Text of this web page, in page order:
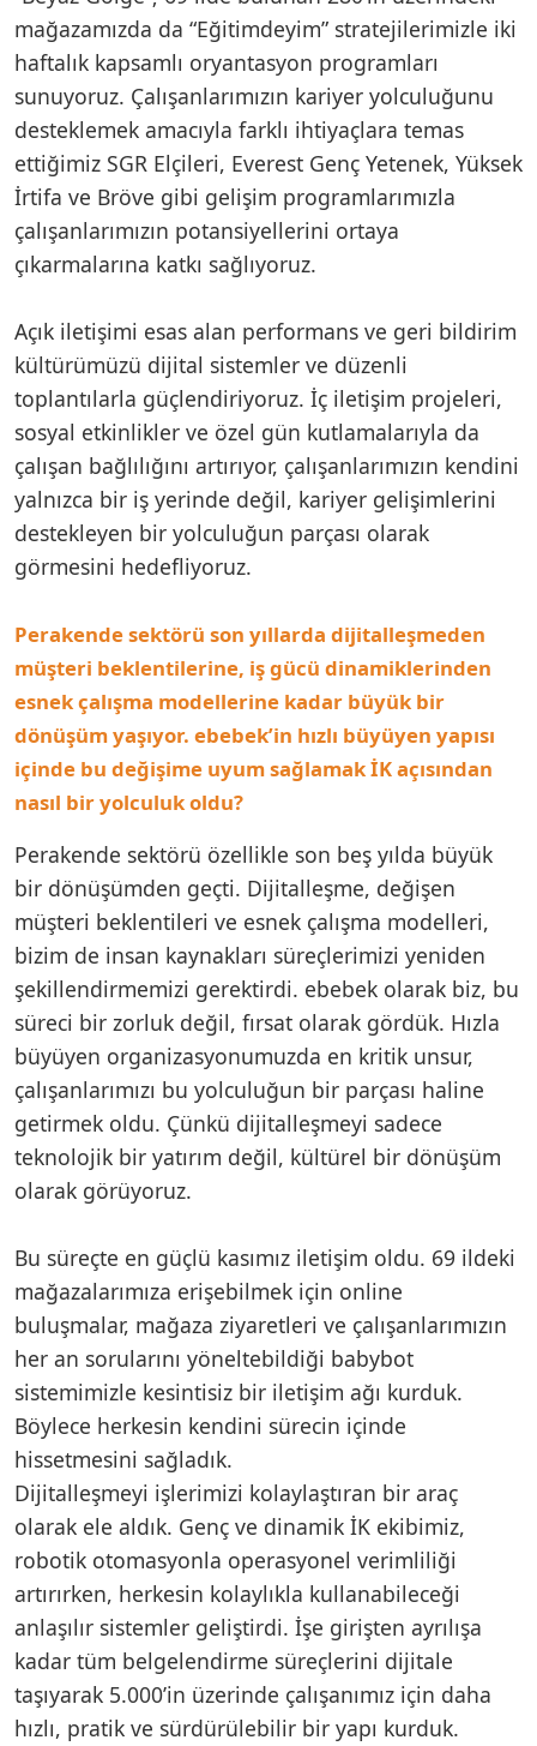
mağazamızda da “Eğitimdeyim” stratejilerimizle iki
haftalık kapsamlı oryantasyon programları
sunuyoruz. Çalışanlarımızın kariyer yolculuğunu
desteklemek amacıyla farklı ihtiyaçlara temas
ettiğimiz SGR Elçileri, Everest Genç Yetenek, Yüksek
İrtifa ve Bröve gibi gelişim programlarımızla
çalışanlarımızın potansiyellerini ortaya
çıkarmalarına katkı sağlıyoruz.
Açık iletişimi esas alan performans ve geri bildirim
kültürümüzü dijital sistemler ve düzenli
toplantılarla güçlendiriyoruz. İç iletişim projeleri,
sosyal etkinlikler ve özel gün kutlamalarıyla da
çalışan bağlılığını artırıyor, çalışanlarımızın kendini
yalnızca bir iş yerinde değil, kariyer gelişimlerini
destekleyen bir yolculuğun parçası olarak
görmesini hedefliyoruz.
Perakende sektörü son yıllarda dijitalleşmeden
müşteri beklentilerine, iş gücü dinamiklerinden
esnek çalışma modellerine kadar büyük bir
dönüşüm yaşıyor. ebebek’in hızlı büyüyen yapısı
içinde bu değişime uyum sağlamak İK açısından
nasıl bir yolculuk oldu?
Perakende sektörü özellikle son beş yılda büyük
bir dönüşümden geçti. Dijitalleşme, değişen
müşteri beklentileri ve esnek çalışma modelleri,
bizim de insan kaynakları süreçlerimizi yeniden
şekillendirmemizi gerektirdi. ebebek olarak biz, bu
süreci bir zorluk değil, fırsat olarak gördük. Hızla
büyüyen organizasyonumuzda en kritik unsur,
çalışanlarımızı bu yolculuğun bir parçası haline
getirmek oldu. Çünkü dijitalleşmeyi sadece
teknolojik bir yatırım değil, kültürel bir dönüşüm
olarak görüyoruz.
Bu süreçte en güçlü kasımız iletişim oldu. 69 ildeki
mağazalarımıza erişebilmek için online
buluşmalar, mağaza ziyaretleri ve çalışanlarımızın
her an sorularını yöneltebildiği babybot
sistemimizle kesintisiz bir iletişim ağı kurduk.
Böylece herkesin kendini sürecin içinde
hissetmesini sağladık.
Dijitalleşmeyi işlerimizi kolaylaştıran bir araç
olarak ele aldık. Genç ve dinamik İK ekibimiz,
robotik otomasyonla operasyonel verimliliği
artırırken, herkesin kolaylıkla kullanabileceği
anlaşılır sistemler geliştirdi. İşe girişten ayrılışa
kadar tüm belgelendirme süreçlerini dijitale
taşıyarak 5.000’in üzerinde çalışanımız için daha
hızlı, pratik ve sürdürülebilir bir yapı kurduk.